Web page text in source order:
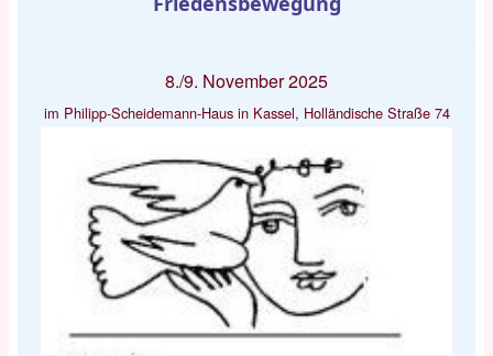
8./9. November 2025
im Philipp-Scheidemann-Haus in Kassel, Holländische Straße 74